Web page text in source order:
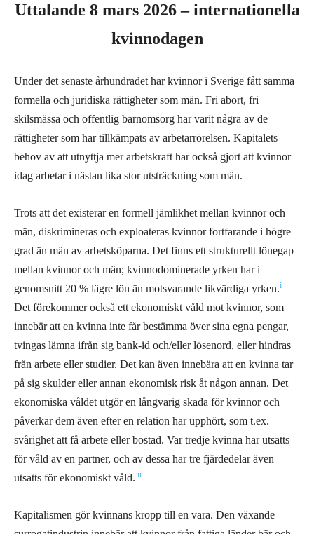
Uttalande 8 mars 2026 – internationella
kvinnodagen
Under det senaste århundradet har kvinnor i Sverige fått samma
formella och juridiska rättigheter som män. Fri abort, fri
skilsmässa och offentlig barnomsorg har varit några av de
rättigheter som har tillkämpats av arbetarrörelsen. Kapitalets
behov av att utnyttja mer arbetskraft har också gjort att kvinnor
idag arbetar i nästan lika stor utsträckning som män.
Trots att det existerar en formell jämlikhet mellan kvinnor och
män, diskrimineras och exploateras kvinnor fortfarande i högre
grad än män av arbetsköparna. Det finns ett strukturellt lönegap
mellan kvinnor och män; kvinnodominerade yrken har i
genomsnitt 20 % lägre lön än motsvarande likvärdiga yrken.i
Det förekommer också ett ekonomiskt våld mot kvinnor, som
innebär att en kvinna inte får bestämma över sina egna pengar,
tvingas lämna ifrån sig bank-id och/eller lösenord, eller hindras
från arbete eller studier. Det kan även innebära att en kvinna tar
på sig skulder eller annan ekonomisk risk åt någon annan. Det
ekonomiska våldet utgör en långvarig skada för kvinnor och
påverkar dem även efter en relation har upphört, som t.ex.
svårighet att få arbete eller bostad. Var tredje kvinna har utsatts
för våld av en partner, och av dessa har tre fjärdedelar även
utsatts för ekonomiskt våld. ii
Kapitalismen gör kvinnans kropp till en vara. Den växande